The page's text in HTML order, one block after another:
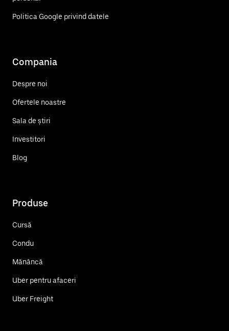
Politica Google privind datele
Compania
Despre noi
Ofertele noastre
Sala de știri
Investitori
Blog
Produse
Cursă
Condu
Mănâncă
Uber pentru afaceri
Uber Freight